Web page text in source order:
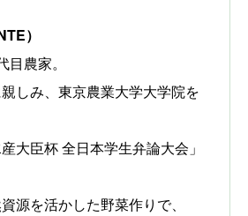
）
農家。
しみ、東京農業大学大学院を
大臣杯 全日本学生弁論大会」
源を活かした野菜作りで、